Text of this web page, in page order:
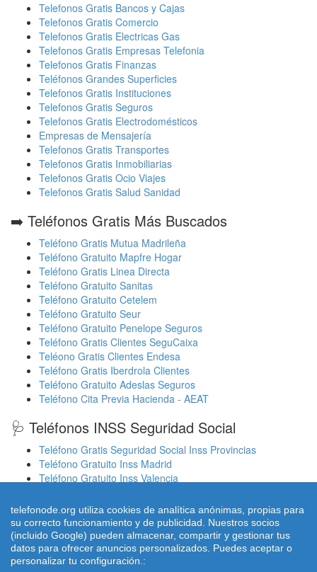
Telefonos Gratis Bancos y Cajas
Telefonos Gratis Comercio
Telefonos Gratis Electricas Gas
Telefonos Gratis Empresas Telefonia
Telefonos Gratis Finanzas
Teléfonos Grandes Superficies
Telefonos Gratis Instituciones
Telefonos Gratis Seguros
Telefonos Gratis Electrodomésticos
Empresas de Mensajería
Telefonos Gratis Transportes
Telefonos Gratis Inmobiliarias
Telefonos Gratis Ocio Viajes
Telefonos Gratis Salud Sanidad
➡️ Teléfonos Gratis Más Buscados
Teléfono Gratis Mutua Madrileña
Teléfono Gratuito Mapfre Hogar
Teléfono Gratis Linea Directa
Teléfono Gratuito Sanitas
Teléfono Gratuito Cetelem
Teléfono Gratuito Seur
Teléfono Gratuito Penelope Seguros
Teléfono Gratis Clientes SeguCaixa
Teléono Gratis Clientes Endesa
Teléfono Gratis Iberdrola Clientes
Teléfono Gratuito Adeslas Seguros
Teléfono Cita Previa Hacienda - AEAT
🩺 Teléfonos INSS Seguridad Social
Teléfono Gratis Seguridad Social Inss Provincias
Teléfono Gratuito Inss Madrid
Teléfono Gratuito Inss Valencia
Cita Previa Médicos Euskadi Osakidetza Osanet
Cita Previa Sas Intersas Andalucia
telefonode.org utiliza cookies de analítica anónimas, propias para
su correcto funcionamiento y de publicidad. Nuestros socios
(incluido Google) pueden almacenar, compartir y gestionar tus
datos para ofrecer anuncios personalizados. Puedes aceptar o
personalizar tu configuración.: